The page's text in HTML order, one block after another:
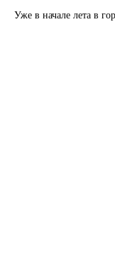
Уже в начале лета в